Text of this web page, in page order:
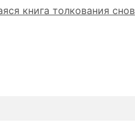
книга толкования снов